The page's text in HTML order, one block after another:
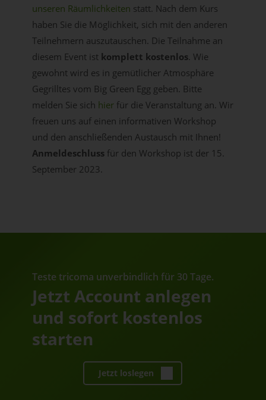
unseren Räumlichkeiten statt. Nach dem Kurs
haben Sie die Möglichkeit, sich mit den anderen
Teilnehmern auszutauschen. Die Teilnahme an
diesem Event ist komplett kostenlos. Wie
gewohnt wird es in gemütlicher Atmosphäre
Gegrilltes vom Big Green Egg geben. Bitte
melden Sie sich hierfür die Veranstaltung an. Wir
freuen uns auf einen informativen Workshop
und den anschließenden Austausch mit Ihnen!
Anmeldeschlussfür den Workshop ist der 15.
September 2023.
Teste tricoma unverbindlich für 30 Tage.
Jetzt Account anlegen
und sofort kostenlos
starten
Jetzt loslegen